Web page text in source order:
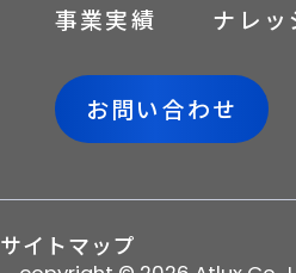
事業実績 ナレッ
お問い合わせ
サイトマップ